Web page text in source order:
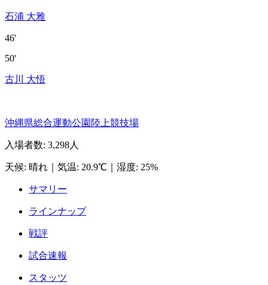
石浦 大雅
46'
50'
古川 大悟
沖縄県総合運動公園陸上競技場
入場者数: 3,298人
天候: 晴れ 気温: 20.9℃ 湿度: 25%
サマリー
ラインナップ
戦評
試合速報
スタッツ